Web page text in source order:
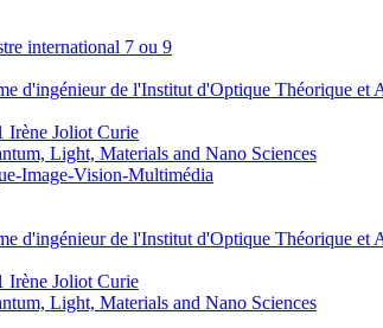
international 7 ou 9
d'ingénieur de l'Institut d'Optique Théorique et
Irène Joliot Curie
Light, Materials and Nano Sciences
Image-Vision-Multimédia
d'ingénieur de l'Institut d'Optique Théorique et
Irène Joliot Curie
Light, Materials and Nano Sciences